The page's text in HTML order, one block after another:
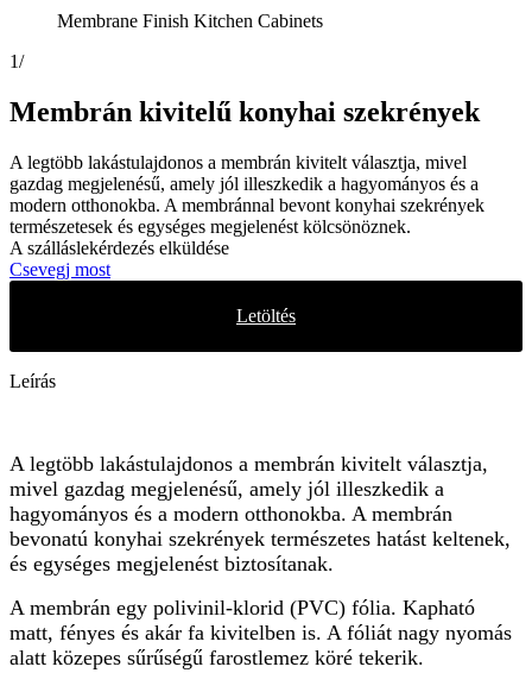
Membrane Finish Kitchen Cabinets
1/
Membrán kivitelű konyhai szekrények
A legtöbb lakástulajdonos a membrán kivitelt választja, mivel
gazdag megjelenésű, amely jól illeszkedik a hagyományos és a
modern otthonokba. A membránnal bevont konyhai szekrények
természetesek és egységes megjelenést kölcsönöznek.
A szálláslekérdezés elküldése
Csevegj most
Letöltés
Leírás
A legtöbb lakástulajdonos a membrán kivitelt választja,
mivel gazdag megjelenésű, amely jól illeszkedik a
hagyományos és a modern otthonokba. A membrán
bevonatú konyhai szekrények természetes hatást keltenek,
és egységes megjelenést biztosítanak.
A membrán egy polivinil-klorid (PVC) fólia. Kapható
matt, fényes és akár fa kivitelben is. A fóliát nagy nyomás
alatt közepes sűrűségű farostlemez köré tekerik.